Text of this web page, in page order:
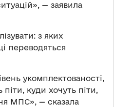
— заявила
з яких
переводяться
укомплектованості,
піти, куди хочуть піти,
МПС», — сказала